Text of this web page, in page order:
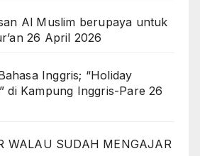
Al Muslim berupaya untuk
26 April 2026
Inggris; “Holiday
di Kampung Inggris-Pare 26
WALAU SUDAH MENGAJAR